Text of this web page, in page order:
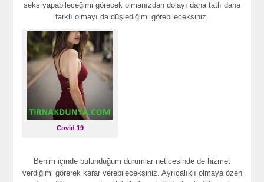
seks yapabileceğimi görecek olmanızdan dolayı daha tatlı daha
farklı olmayı da düşlediğimi görebileceksiniz.
Covid 19
Benim içinde bulunduğum durumlar neticesinde de hizmet
verdiğimi görerek karar verebileceksiniz. Ayrıcalıklı olmaya özen